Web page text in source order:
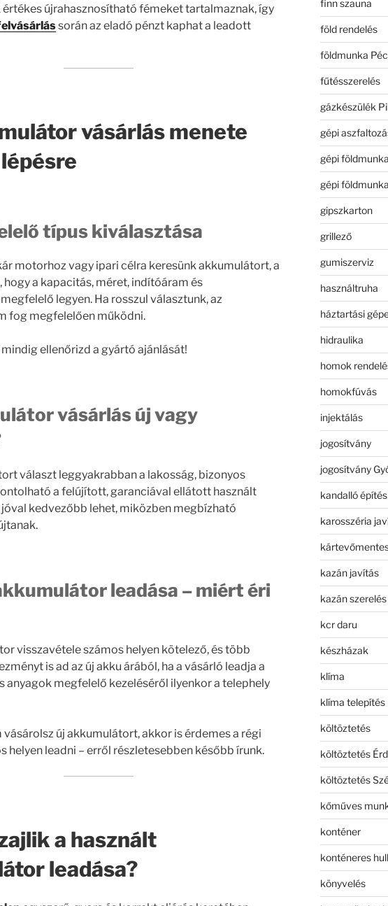
értékes újrahasznosítható fémeket tartalmaznak, így
során az eladó pénzt kaphat a leadott
vásárlás menete
típus kiválasztása
motorhoz vagy ipari célra keresünk akkumulátort, a
hogy a kapacitás, méret, indítóáram és
legyen. Ha rosszul választunk, az
fog megfelelően működni.
mindig ellenőrizd a gyártó ajánlását!
vásárlás új vagy
választ leggyakrabban a lakosság, bizonyos
a felújított, garanciával ellátott használt
jóval kedvezőbb lehet, miközben megbízható
leadása – miért éri
visszavétele számos helyen kötelező, és több
is ad az új akku árából, ha a vásárló leadja a
anyagok megfelelő kezeléséről ilyenkor a telephely
vásárolsz új akkumulátort, akkor is érdemes a régi
helyen leadni – erről részletesebben később írunk.
a használt
leadása?
finn szauna
föld rendelés
földmunka
fűtésszerelés
gázkészülék
gépi
gépi földmunka
gépi
gipszkarton
grillező
gumiszerviz
használtruha
háztartási
hidraulika
homok
homokfúvás
injektálás
jogosítvány
jogosítvány
kandalló építés
karosszéria
kazán javítás
kazán szerelés
kcr daru
készházak
klíma
klíma telepítés
költöztetés
költöztetés Érd
költöztetés
kőműves
konténer
konténeres
könyvelés